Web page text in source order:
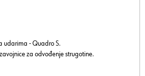
udarima - Quadro S.
za odvođenje strugotine.